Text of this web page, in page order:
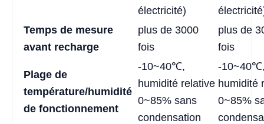
électricité)
Temps de mesure
avant recharge
plus de 3000
fois
plus de
fois
Plage de
température/humidité
de fonctionnement
-10~40℃,
humidité relative
0~85% sans
condensation
-
humidité
0~85%